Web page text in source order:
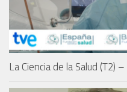
La Ciencia de la Salud (T2)